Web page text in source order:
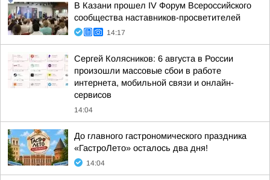
В Казани прошел IV Форум Всероссийского
сообщества наставников-просветителей
14:17
Сергей Колясников: 6 августа в России
произошли массовые сбои в работе
интернета, мобильной связи и онлайн-
сервисов
14:04
До главного гастрономического праздника
«ГастроЛето» осталось два дня!
14:04